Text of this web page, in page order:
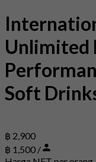
Unlimited
Soft
฿ 2,900
฿ 1,500 /